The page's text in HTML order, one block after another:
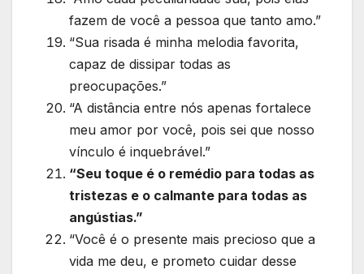
fazem de você a pessoa que tanto amo.”
“Sua risada é minha melodia favorita,
capaz de dissipar todas as
preocupações.”
“A distância entre nós apenas fortalece
meu amor por você, pois sei que nosso
vínculo é inquebrável.”
“Seu toque é o remédio para todas as
tristezas e o calmante para todas as
angústias.”
“Você é o presente mais precioso que a
vida me deu, e prometo cuidar desse